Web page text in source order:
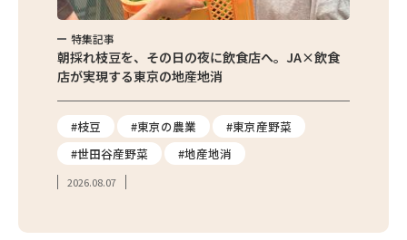
特集記事
朝採れ枝豆を、その日の夜に飲食店へ。JA×飲食
店が実現する東京の地産地消
#枝豆 #東京の農業
#東京産野菜
#世田谷産野菜
#地産地消
2026.08.07